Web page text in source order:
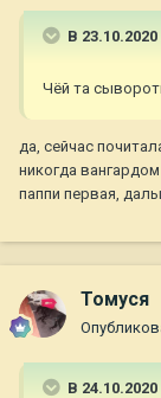
В 23.10.2020
Чёй та
да, сейчас
никогда
паппи первая,
Томуся
В 24.10.2020